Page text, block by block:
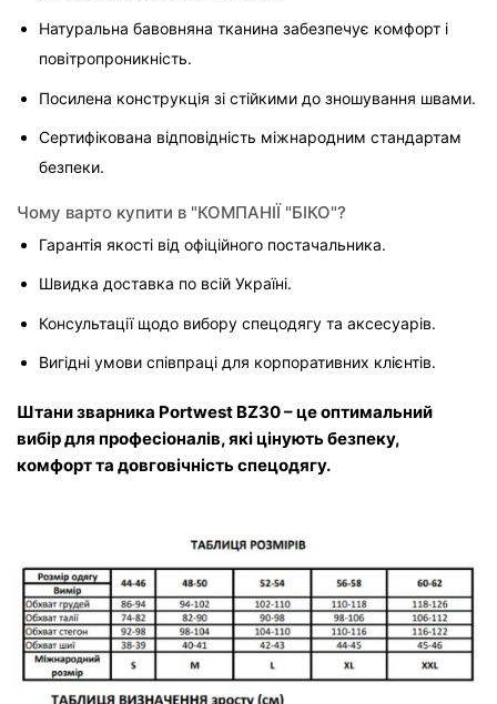
Натуральна бавовняна тканина забезпечує комфорт і
повітропроникність.
Посилена конструкція зі стійкими до зношування швами.
Сертифікована відповідність міжнародним стандартам
безпеки.
Чому варто купити в "КОМПАНІЇ "БІКО"?
Гарантія якості від офіційного постачальника.
Швидка доставка по всій Україні.
Консультації щодо вибору спецодягу та аксесуарів.
Вигідні умови співпраці для корпоративних клієнтів.
Штани зварника Portwest BZ30 – це оптимальний
вибір для професіоналів, які цінують безпеку,
комфорт та довговічність спецодягу.